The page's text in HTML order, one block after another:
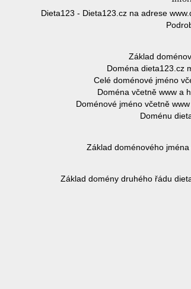
Dieta123 - Dieta123.cz na adrese
Základ
Doména dieta123.cz
Celé doménové jméno
Doména včetně www a
Doménové jméno včetně
Doménu
Základ doménového
Základ domény druhého řádu